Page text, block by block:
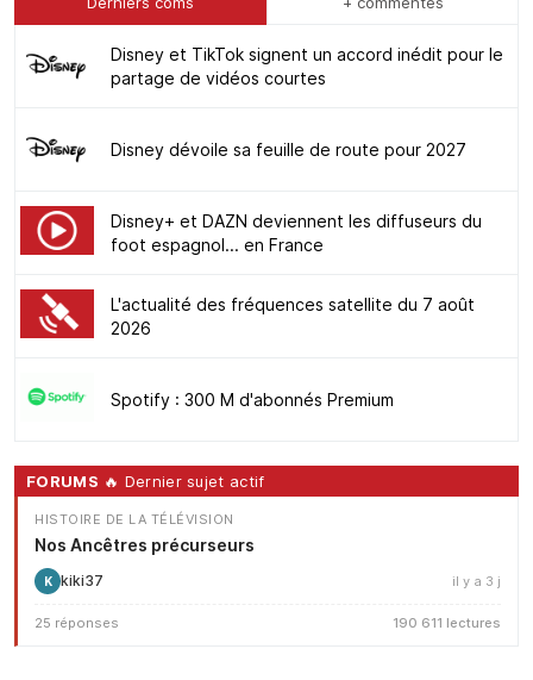
Disney et TikTok signent un accord inédit pour le
partage de vidéos courtes
Disney dévoile sa feuille de route pour 2027
Disney+ et DAZN deviennent les diffuseurs du
foot espagnol... en France
L'actualité des fréquences satellite du 7 août
2026
Spotify : 300 M d'abonnés Premium
FORUMS 🔥 Dernier sujet actif
HISTOIRE DE LA TÉLÉVISION
Nos Ancêtres précurseurs
K kiki37 il y a 3 j
25 réponses 190 611 lectures